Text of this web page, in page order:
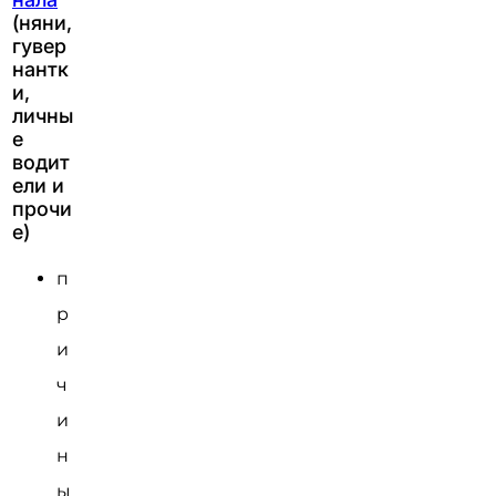
(няни,
гувер
нантк
и,
личны
е
водит
ели и
прочи
е)
п
р
и
ч
и
н
ы